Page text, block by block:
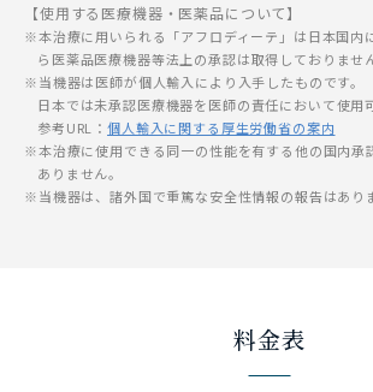
【使用する医療機器・医薬品について】
本治療に用いられる「アフロディーテ」は日本国内
ら医薬品医療機器等法上の承認は取得しておりませ
当機器は医師が個人輸入により入手したものです。
日本では未承認医療機器を医師の責任において使用
参考URL：個人輸入に関する厚生労働省の案内
本治療に使用できる同一の性能を有する他の国内承
ありません。
当機器は、諸外国で重篤な安全性情報の報告はあり
料金表